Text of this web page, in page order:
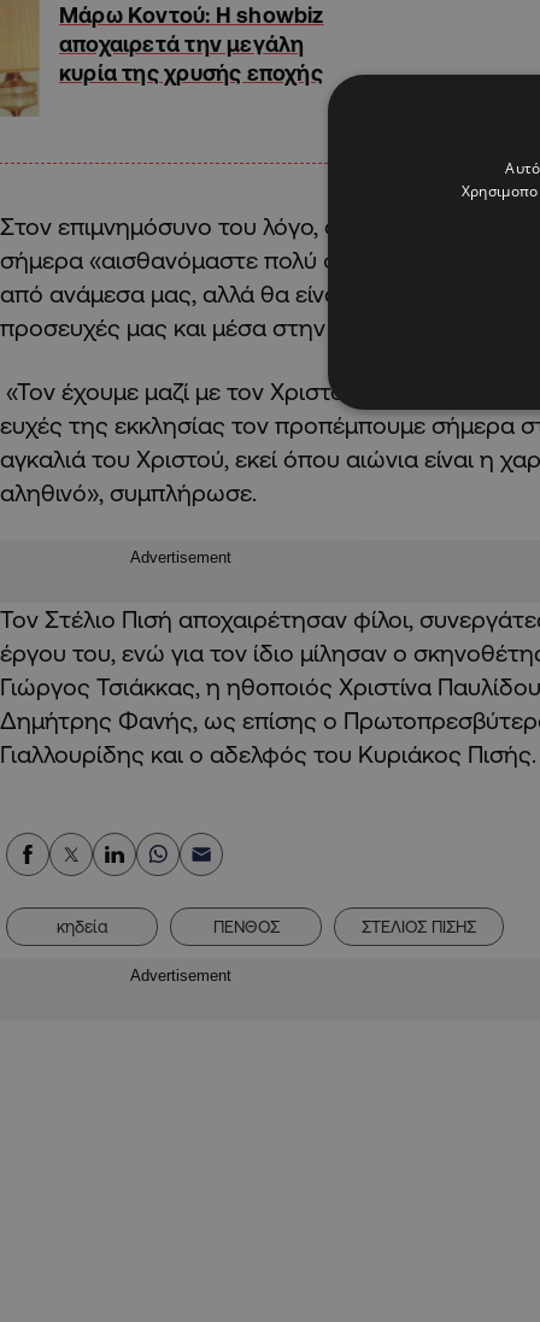
Μάρω Κοντού: Η showbiz
αποχαιρετά την μεγάλη
κυρία της χρυσής εποχής
Στον επιμνημόσυνο του λόγο, ο Μητροπολίτης
σήμερα «αισθανόμαστε πολύ φτωχότεροι τώρα
από ανάμεσα μας, αλλά θα είναι μαζί μας στη
προσευχές μας και μέσα στην καρδιά μας».
«Τον έχουμε μαζί με τον Χριστό μας και τους
ευχές της εκκλησίας τον προπέμπουμε σήμερα
αγκαλιά του Χριστού, εκεί όπου αιώνια είναι η
αληθινό», συμπλήρωσε.
Advertisement
Τον Στέλιο Πισή αποχαιρέτησαν φίλοι,
έργου του, ενώ για τον ίδιο μίλησαν ο
Γιώργος Τσιάκκας, η ηθοποιός Χριστίνα
Δημήτρης Φανής, ως επίσης ο
Γιαλλουρίδης και ο αδελφός του Κυριάκος Πισής.
κηδεία ΠΕΝΘΟΣ ΣΤΕΛΙΟΣ ΠΙΣΗΣ
Advertisement